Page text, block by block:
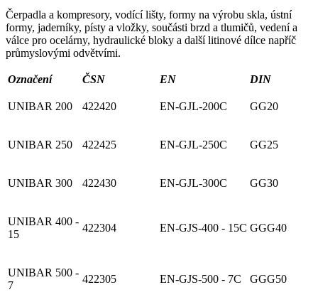
Čerpadla a kompresory, vodící lišty, formy na výrobu skla, ústní
formy, jaderníky, písty a vložky, součásti brzd a tlumičů, vedení a
válce pro ocelárny, hydraulické bloky a další litinové dílce napříč
průmyslovými odvětvími.
Označení ČSN EN DIN
UNIBAR 200 422420 EN-GJL-200C GG20
UNIBAR 250 422425 EN-GJL-250C GG25
UNIBAR 300 422430 EN-GJL-300C GG30
UNIBAR 400 -
15
422304 EN-GJS-400 - 15C GGG40
UNIBAR 500 -
7
422305 EN-GJS-500 - 7C GGG50